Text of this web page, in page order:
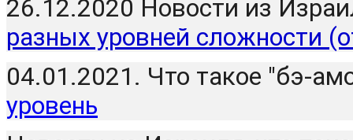
26.12.2020 Новости из
разных уровней сложности
04.01.2021. Что такое "бэ-
уровень